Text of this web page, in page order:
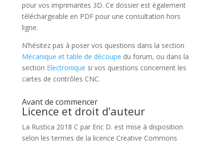
pour vos imprimantes 3D. Ce dossier est également
téléchargeable en PDF pour une consultation hors
ligne.
N’hésitez pas à poser vos questions dans la section
Mécanique et table de découpe du forum, ou dans la
section Electronique si vos questions concernent les
cartes de contrôles CNC.
Avant de commencer
Licence et droit d’auteur
La Rustica 2018 C par Eric D. est mise à disposition
selon les termes de la licence Creative Commons